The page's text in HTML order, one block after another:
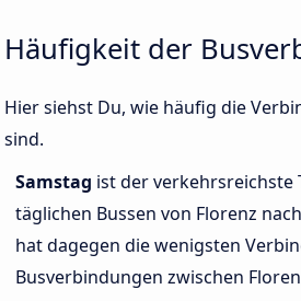
Häufigkeit der
Hier siehst Du, wie häufig die
sind.
Samstag ist der verkehrsreichste
täglichen Bussen von Florenz
hat dagegen die wenigsten
Busverbindungen zwischen